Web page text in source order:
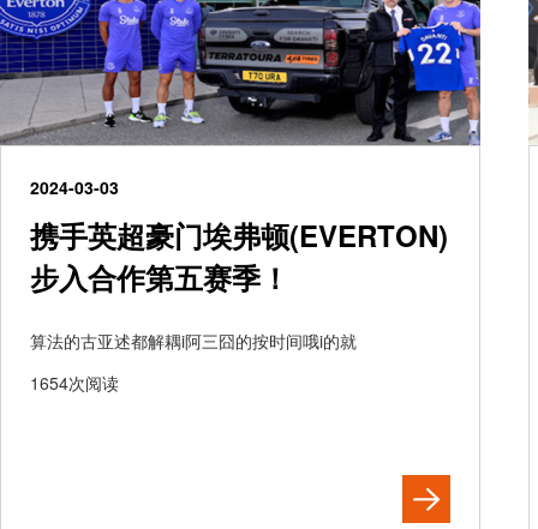
2024-03-03
携手英超豪门埃弗顿(EVERTON)
步入合作第五赛季！
算法的古亚述都解耦i阿三囧的按时间哦i的就
1654次阅读